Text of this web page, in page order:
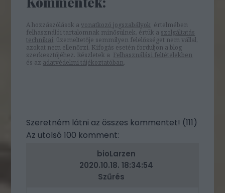
A hozzászólások avonatkozó jogszabályok értelmében
felhasználói tartalomnak minősülnek, értük a szolgáltatás
technikai üzemeltetője semmilyen felelősséget nem vállal,
azokat nem ellenőrzi. Kifogás esetén forduljon a blog
szerkesztőjéhez. Részletek a Felhasználási feltételekben
és az adatvédelmi tájékoztatóban.
Szeretném látni az összes kommentet! (111)
Az utolsó 100 komment:
bioLarzen
2020.10.18. 18:34:54
Szűrés